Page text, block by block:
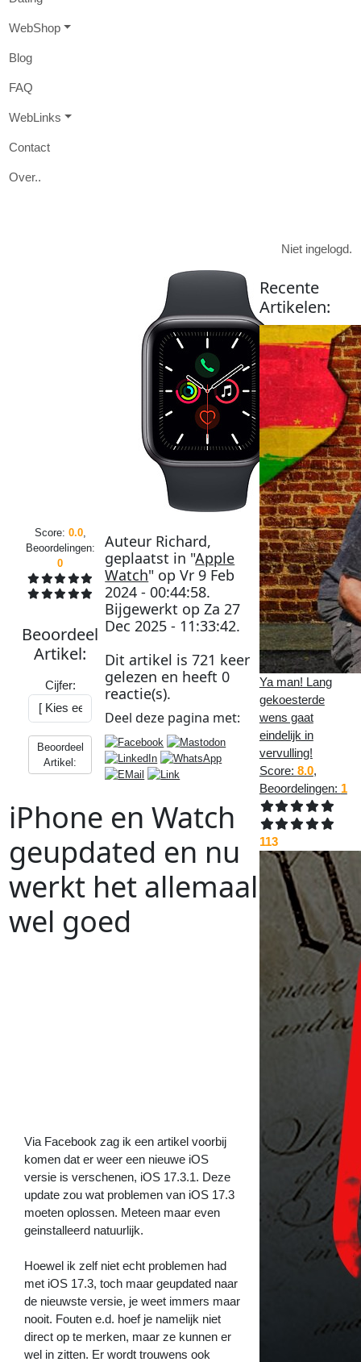
WebShop
Blog
FAQ
WebL inks
Contact
Over..
Niet ingelogd.
Score: 0.0,
Beoordelingen:
0
Beoordeel
Artikel:
Cijfer:
Beoordeel
Artikel:
Auteur Richard,
geplaatst in "Apple
Watch" opVr 9 Feb
2024 - 00:44:58.
Bijgewerkt opZa 27
Dec 2025 - 11:33:42.
Dit artikel is721 keer
gelezen en heeft0
reactie(s).
Deel deze pagina met:
iPhone en Watch
geupdated en nu
werkt het allemaal
wel goed
Volgend
Artikel:
Artikelen
producten
Via Facebook zag ik een artikel voorbij
komen dat er weer een nieuwe iOS
versie is verschenen, iOS 17.3.1. Deze
update zou wat problemen van iOS 17.3
moeten oplossen. Meteen maar even
geinstalleerd natuurlijk.
Hoewel ik zelf niet echt problemen had
met iOS 17.3, toch maar geupdated naar
de nieuwste versie, je weet immers maar
nooit. Fouten e.d. hoef je namelijk niet
direct op te merken, maar ze kunnen er
wel in zitten. Er wordt trouwens ook
Recente
Artikelen:
Ya man! Lang
gekoesterde
wens gaat
eindelijk in
vervulling!
Score: 8.0,
Beoordelingen: 1
113